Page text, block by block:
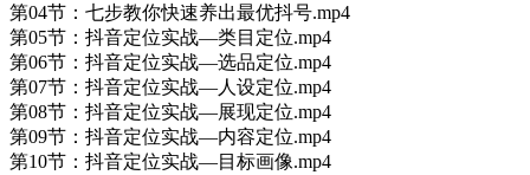
第04节：七步教你快速养出最优抖号.mp4
第05节：抖音定位实战—类目定位.mp4
第06节：抖音定位实战—选品定位.mp4
第07节：抖音定位实战—人设定位.mp4
第08节：抖音定位实战—展现定位.mp4
第09节：抖音定位实战—内容定位.mp4
第10节：抖音定位实战—目标画像.mp4